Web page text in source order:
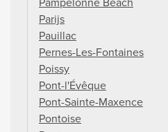
Parijs
Pauillac
Pernes-Les-Fontaines
Poissy
Pont-l'Évêque
Pont-Sainte-Maxence
Pontoise